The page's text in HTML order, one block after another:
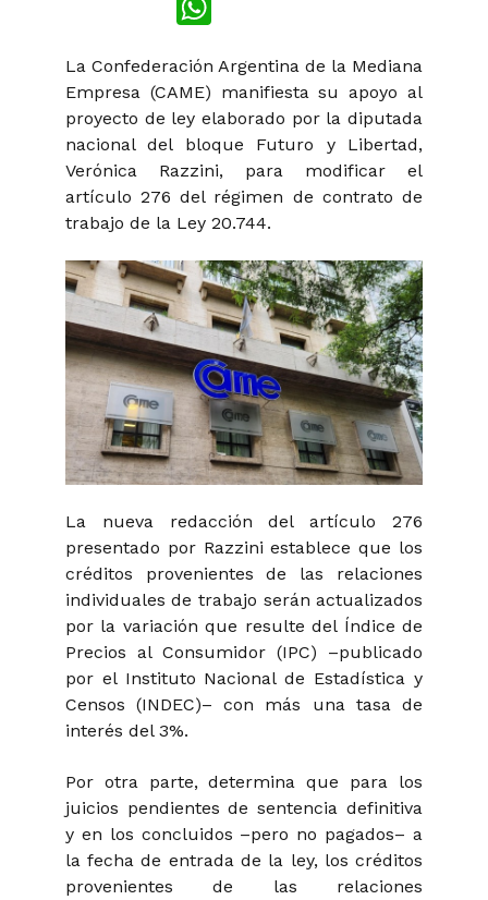
La Confederación Argentina de la Mediana
Empresa (CAME) manifiesta su apoyo al
proyecto de ley elaborado por la diputada
nacional del bloque Futuro y Libertad,
Verónica Razzini, para modificar el
artículo 276 del régimen de contrato de
trabajo de la Ley 20.744.
La nueva redacción del artículo 276
presentado por Razzini establece que los
créditos provenientes de las relaciones
individuales de trabajo serán actualizados
por la variación que resulte del Índice de
Precios al Consumidor (IPC) –publicado
por el Instituto Nacional de Estadística y
Censos (INDEC)– con más una tasa de
interés del 3%.
Por otra parte, determina que para los
juicios pendientes de sentencia definitiva
y en los concluidos –pero no pagados– a
la fecha de entrada de la ley, los créditos
provenientes de las relaciones